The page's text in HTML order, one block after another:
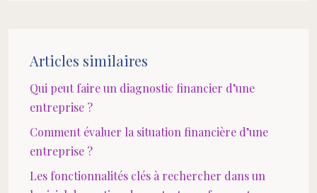
Articles similaires
Qui peut faire un diagnostic financier d’une
entreprise ?
Comment évaluer la situation financière d’une
entreprise ?
Les fonctionnalités clés à rechercher dans un